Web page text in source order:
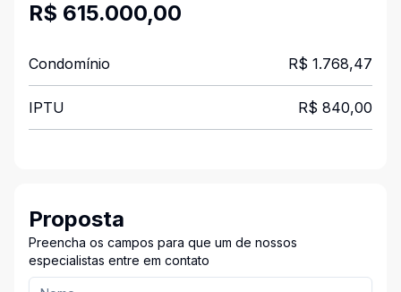
R$ 615.000,00
Condomínio R$ 1.768,47
IPTU R$ 840,00
Proposta
Preencha os campos para que um de nossos
especialistas entre em contato